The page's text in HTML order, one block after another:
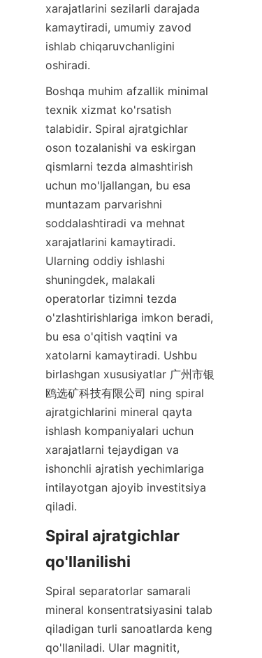
xarajatlarini sezilarli darajada
kamaytiradi, umumiy zavod
ishlab chiqaruvchanligini
oshiradi.
Boshqa muhim afzallik minimal
texnik xizmat ko'rsatish
talabidir. Spiral ajratgichlar
oson tozalanishi va eskirgan
qismlarni tezda almashtirish
uchun mo'ljallangan, bu esa
muntazam parvarishni
soddalashtiradi va mehnat
xarajatlarini kamaytiradi.
Ularning oddiy ishlashi
shuningdek, malakali
operatorlar tizimni tezda
o'zlashtirishlariga imkon beradi,
bu esa o'qitish vaqtini va
xatolarni kamaytiradi. Ushbu
birlashgan xususiyatlar 广州市银
鸥选矿科技有限公司 ning spiral
ajratgichlarini mineral qayta
ishlash kompaniyalari uchun
xarajatlarni tejaydigan va
ishonchli ajratish yechimlariga
intilayotgan ajoyib investitsiya
qiladi.
Spiral ajratgichlar
qo'llanilishi
Spiral separatorlar samarali
mineral konsentratsiyasini talab
qiladigan turli sanoatlarda keng
qo'llaniladi. Ular magnitit,